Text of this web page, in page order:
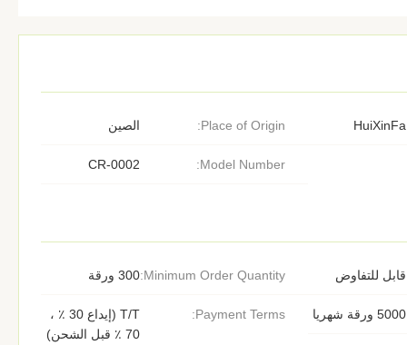
Place of Origin: الصين HuiXinFa
Model Number:
CR-0002
Minimum Order Quantity: 300 ورقة قابل للتفاوض
Payment Terms:
T/T (إيداع 30 ٪ ،
70 ٪ قبل الشحن)
5000 ورقة شهريا